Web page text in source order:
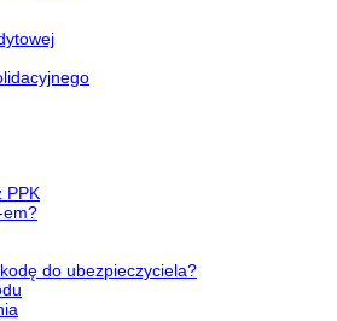
PPK
em?
do ubezpieczyciela?